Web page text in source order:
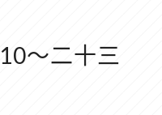
～二十三